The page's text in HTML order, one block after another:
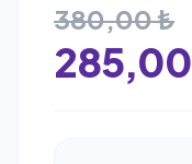
380,00 ₺
285,00